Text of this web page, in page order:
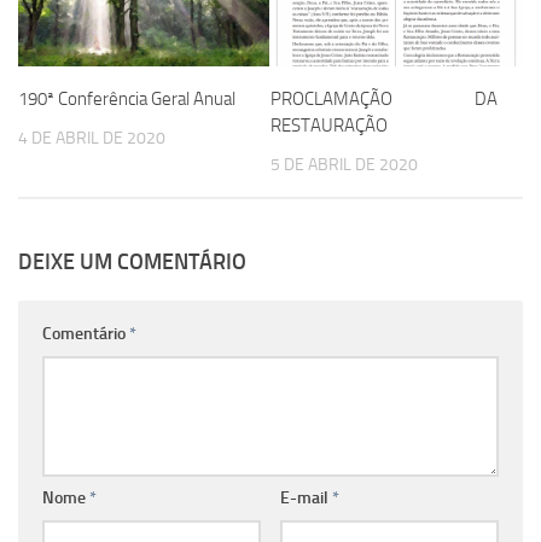
190ª Conferência Geral Anual
4 DE ABRIL DE 2020
PROCLAMAÇÃO DA
RESTAURAÇÃO
5 DE ABRIL DE 2020
DEIXE UM COMENTÁRIO
Comentário *
Nome * E-mail *